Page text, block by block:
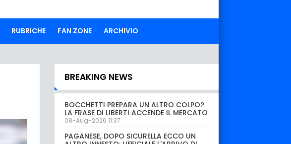
RUBRICHE FAN ZONE ARCHIVIO
BREAKING NEWS
BOCCHETTI PREPARA UN ALTRO COLPO?
LA FRASE DI LIBERTI ACCENDE IL MERCATO
08-Aug-2026 11:37
PAGANESE, DOPO SICURELLA ECCO UN